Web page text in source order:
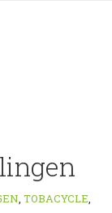
, TOBACYCLE,